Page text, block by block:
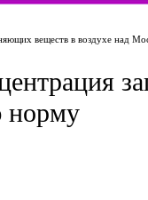
веществ в воздухе над
норму